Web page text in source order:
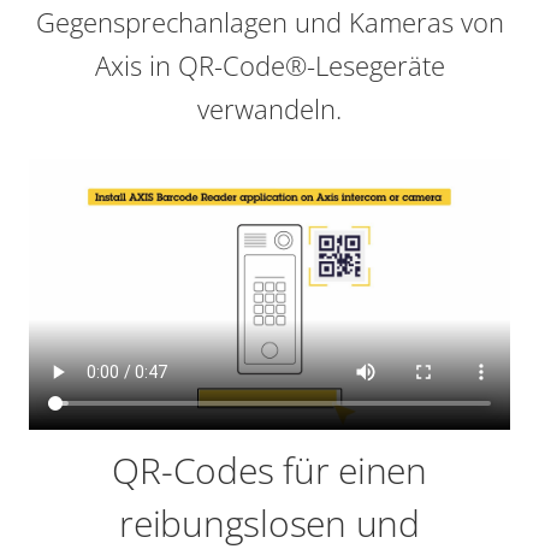
Gegensprechanlagen und Kameras von
Axis in QR-Code®-Lesegeräte
verwandeln.
QR-Codes für einen
reibungslosen und